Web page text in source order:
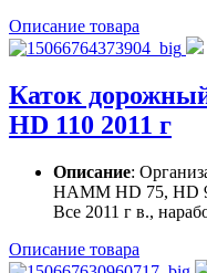
Описание товара
Каток
HD 110 2011 г
Описание:
HAMM HD 75, HD
Все 2011 г в.,
Описание товара